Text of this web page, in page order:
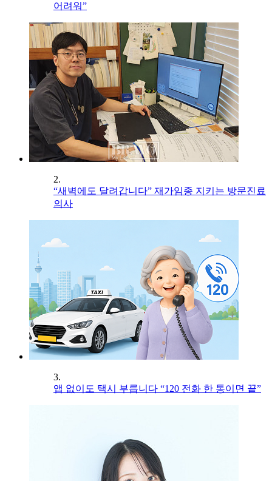
어려워”
2.
“새벽에도 달려갑니다” 재가임종 지키는 방문진료
의사
3.
앱 없이도 택시 부릅니다 “120 전화 한 통이면 끝”